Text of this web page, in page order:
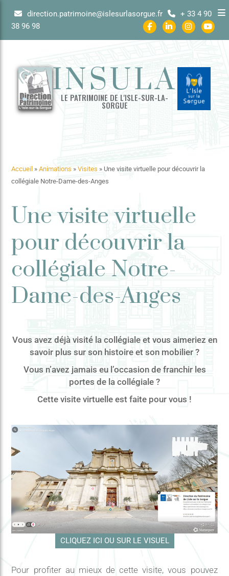
direction.patrimoine@islesurlasorgue.fr
+ 33 4 90
38 96 98
INSULA
LE PATRIMOINE DE L'ISLE-SUR-LA-
SORGUE
Accueil »Animations »Visites » Une visite virtuelle pour découvrir la
collégiale Notre-Dame-des-Anges
Une visite virtuelle
pour découvrir la
collégiale Notre-
Dame-des-Anges
Vous avez déjà visité la collégiale et vous aimeriez en
savoir plus sur son histoire et son mobilier ?
Vous n’avez jamais eu l’occasion de franchir les
portes de la collégiale ?
Cette visite virtuelle est faite pour vous !
CLIQUEZ ICI OU SUR LE VISUEL
Pour profiter au mieux de cette visite, vous pouvez